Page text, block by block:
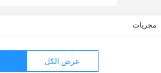
مجريات
عرض الكل